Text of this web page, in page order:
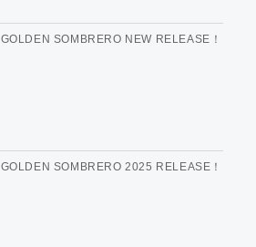
GOLDEN SOMBRERO NEW RELEASE！
GOLDEN SOMBRERO 2025 RELEASE！